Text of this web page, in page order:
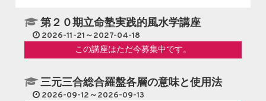
第２０期立命塾実践的風水学講座
2026-11-21～2027-04-18
この講座はただ今募集中です。
三元三合総合羅盤各層の意味と使用法
2026-09-12～2026-09-13